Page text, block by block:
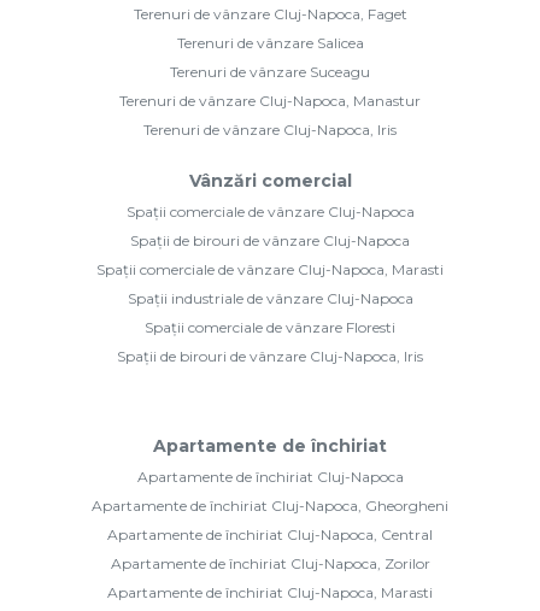
Terenuri de vânzare Cluj-Napoca, Faget
Terenuri de vânzare Salicea
Terenuri de vânzare Suceagu
Terenuri de vânzare Cluj-Napoca, Manastur
Terenuri de vânzare Cluj-Napoca, Iris
Vânzări comercial
Spații comerciale de vânzare Cluj-Napoca
Spații de birouri de vânzare Cluj-Napoca
Spații comerciale de vânzare Cluj-Napoca, Marasti
Spații industriale de vânzare Cluj-Napoca
Spații comerciale de vânzare Floresti
Spații de birouri de vânzare Cluj-Napoca, Iris
Apartamente de închiriat
Apartamente de închiriat Cluj-Napoca
Apartamente de închiriat Cluj-Napoca, Gheorgheni
Apartamente de închiriat Cluj-Napoca, Central
Apartamente de închiriat Cluj-Napoca, Zorilor
Apartamente de închiriat Cluj-Napoca, Marasti